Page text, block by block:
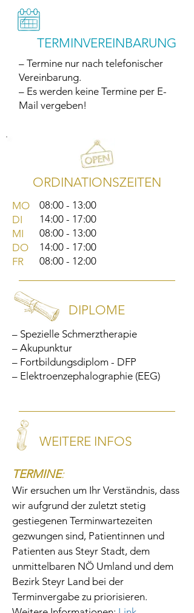
TERMINVEREINBARUNG
– Termine nur nach telefonischer
Vereinbarung.
– Es werden keine Termine per E-
Mail vergeben!
ORDINATIONSZEITEN
MO
DI
MI
DO
FR
08:00 - 13:00
14:00 - 17:00
08:00 - 13:00
14:00 - 17:00
08:00 - 12:00
DIPLOME
– Spezielle Schmerztherapie
– Akupunktur
– Fortbildungsdiplom - DFP
– Elektroenzephalographie (EEG)
WEITERE INFOS
TERMINE:
Wir ersuchen um Ihr Verständnis, dass
wir aufgrund der zuletzt stetig
gestiegenen Terminwartezeiten
gezwungen sind, Patientinnen und
Patienten aus Steyr Stadt, dem
unmittelbaren NÖ Umland und dem
Bezirk Steyr Land bei der
Terminvergabe zu priorisieren.